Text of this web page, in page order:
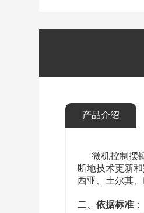
产品介绍
微机控制摆锤
断地技术更新
西亚、土尔其
二、依据标准 ：